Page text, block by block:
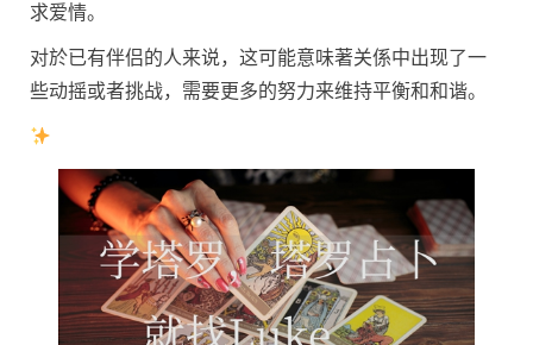
求爱情。
对於已有伴侣的人来说，这可能意味著关係中出现了一
些动摇或者挑战，需要更多的努力来维持平衡和和谐。